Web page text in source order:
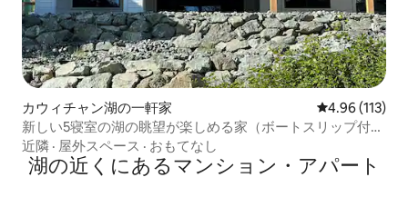
カウィチャン湖の一軒家 レビュー113
4.96 (113)
新しい5寝室の湖の眺望が楽しめる家（ボートスリップ付
き）
近隣 · 屋外スペース · おもてなし
湖の近くにあるマンション・アパート